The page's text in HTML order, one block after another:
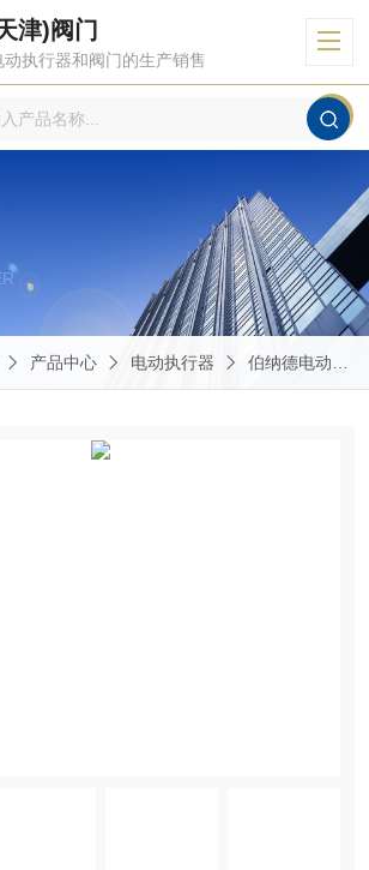
津)阀门
动执行器和阀门的生产销售
产品中心 电动执行器 伯纳德电动执行器